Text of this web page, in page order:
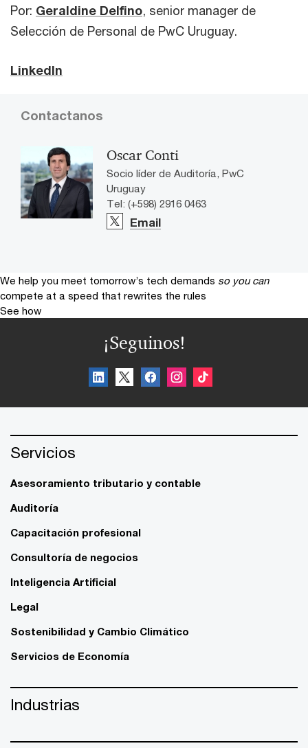
Por: Geraldine Delfino, senior manager de
Selección de Personal de PwC Uruguay.
LinkedIn
Contactanos
Oscar Conti
Socio líder de Auditoría, PwC
Uruguay
Tel: (+598) 2916 0463
Email
We help you meet tomorrow’s tech demands so you can
compete at a speed that rewrites the rules
See how
¡Seguinos!
Servicios
Asesoramiento tributario y contable
Auditoría
Capacitación profesional
Consultoría de negocios
Inteligencia Artificial
Legal
Sostenibilidad y Cambio Climático
Servicios de Economía
Industrias